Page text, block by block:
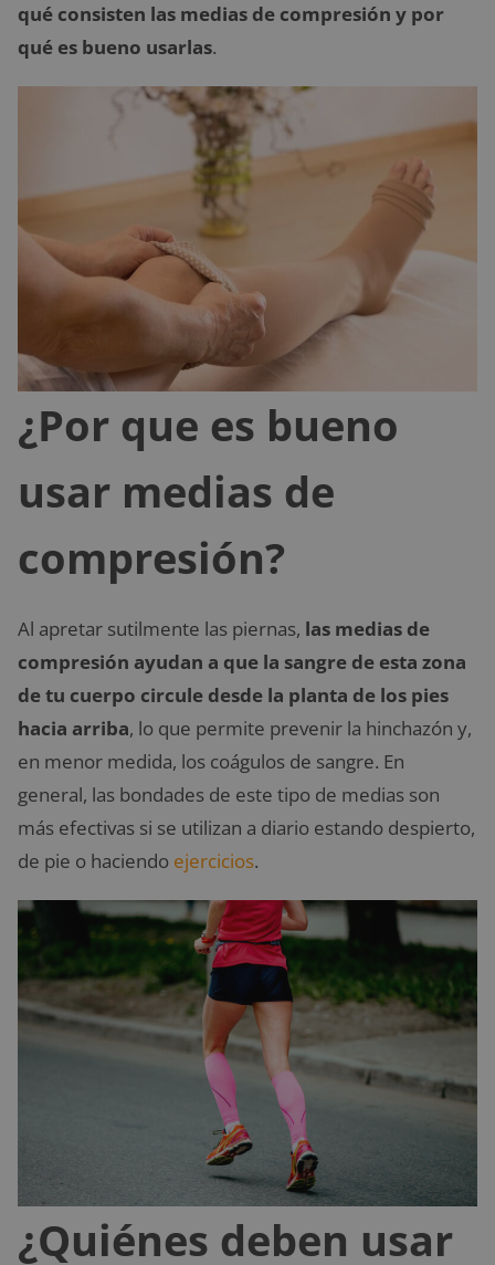
qué consisten las medias de compresión y por
qué es bueno usarlas.
¿Por que es bueno
usar medias de
compresión?
Al apretar sutilmente las piernas, las medias de
compresión ayudan a que la sangre de esta zona
de tu cuerpo circule desde la planta de los pies
hacia arriba, lo que permite prevenir la hinchazón y,
en menor medida, los coágulos de sangre. En
general, las bondades de este tipo de medias son
más efectivas si se utilizan a diario estando despierto,
de pie o haciendo ejercicios.
¿Quiénes deben usar